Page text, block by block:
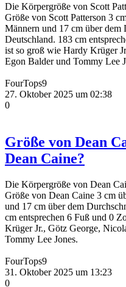
Die Körpergröße von Scott
Größe von Scott Patterson 3
Männern und 17 cm über dem
Deutschland. 183 cm
ist so groß wie Hardy Krüger
Egon Balder und Tommy Lee
FourTops9
27. Oktober 2025 um 02:38
0
Größe von Dean
Dean Caine?
Die Körpergröße von Dean
Größe von Dean Caine 3 cm
und 17 cm über dem
cm entsprechen 6 Fuß und 0
Krüger Jr., Götz George,
Tommy Lee Jones.
FourTops9
31. Oktober 2025 um 13:23
0